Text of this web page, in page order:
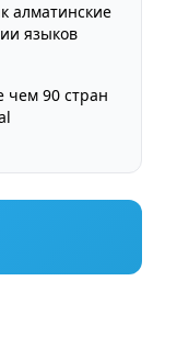
алматинские
языков
90 стран